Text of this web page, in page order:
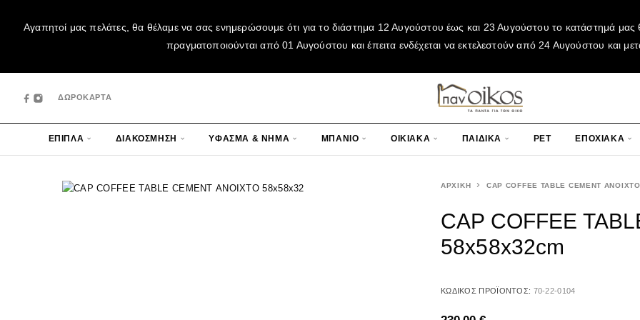
Αγαπητοί μας πελάτες, θα θέλαμε να σας ενημερώσουμε ότι για το διάστημα 12 Αυγούστου έως και 23 Αυγούστου το κατάστημά μας
πραγματοποιούνται από 01 Αυγούστου και έπειτα ενδέχεται να εκτελεστούν από 24 Αυγούστου και
ΔΩΡΟΚΑΡΤΑ
ΕΠΙΠΛΑ ΔΙΑΚΟΣΜΗΣΗ ΥΦΑΣΜΑ & ΝΗΜΑ ΜΠΑΝΙΟ ΟΙΚΙΑΚΑ ΠΑΙΔΙΚΑ PET ΕΠΟΧΙΑΚΑ
ΑΡΧΙΚΉ CAP COFFEE TABLE CEMENT
CAP COFFEE
58x58x32cm
ΚΩΔΙΚΌΣ ΠΡΟΪΌΝΤΟΣ: 70-22-0104